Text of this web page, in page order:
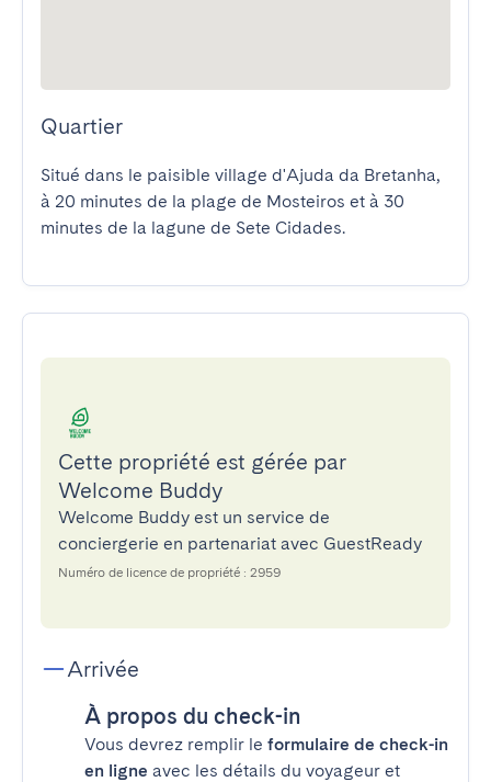
Quartier
Situé dans le paisible village d'Ajuda da Bretanha,
à 20 minutes de la plage de Mosteiros et à 30
minutes de la lagune de Sete Cidades.
Cette propriété est gérée par
Welcome Buddy
Welcome Buddy est un service de
conciergerie en partenariat avec GuestReady
Numéro de licence de propriété : 2959
Arrivée
À propos du check-in
Vous devrez remplir le formulaire de check-in
en ligne avec les détails du voyageur et